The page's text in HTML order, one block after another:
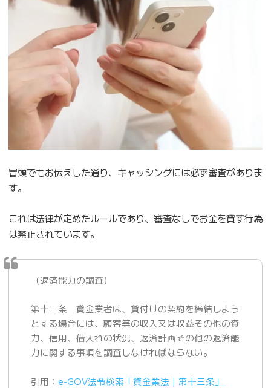
冒頭でもお伝えした通り、キャッシングには必ず審査がありま
す。
これは法律が定めたルールであり、審査なしでお金を貸す行為
は禁止されています。
（返済能力の調査）
第十三条 貸金業者は、貸付けの契約を締結しよう
とする場合には、顧客等の収入又は収益その他の資
力、信用、借入れの状況、返済計画その他の返済能
力に関する事項を調査しなければならない。
引用：e-GOV法令検索「貸金業法｜第十三条」